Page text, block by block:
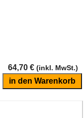
64,70 € (inkl. MwSt.)